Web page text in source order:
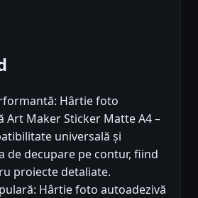
Hârtie foto
Art Maker Sticker Matte A4 –
universală și
de decupare pe contur, fiind
proiecte detaliate.
Hârtie foto autoadezivă